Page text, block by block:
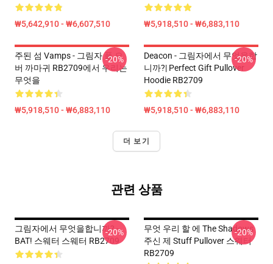
₩5,642,910 - ₩6,607,510 ₩5,918,510 - ₩6,883,110
주된 섬 Vamps - 그림자 풀 오
버 까마귀 RB2709에서 우리는
무엇을
₩5,918,510 - ₩6,883,110
-20%
Deacon - 그림자에서 무엇을합
니까?| Perfect Gift Pullover
Hoodie RB2709
₩5,918,510 - ₩6,883,110
-20%
더 보기
관련 상품
그림자에서 무엇을합니까? -
BAT! 스웨터 스웨터 RB2709
-20%
무엇 우리 할 에 The Shadows
주신 제 Stuff Pullover 스웨터
RB2709
-20%